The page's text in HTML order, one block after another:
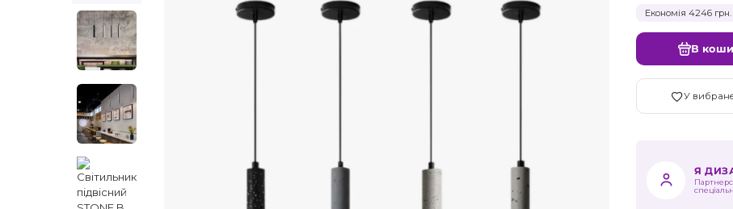
Економія 4246 грн.
В
У
Я